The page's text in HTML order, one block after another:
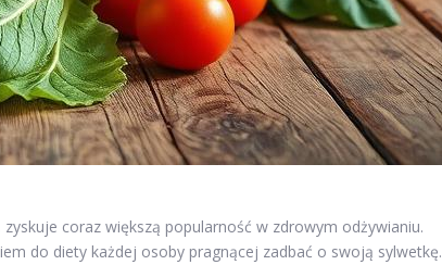
coraz większą popularność w zdrowym odżywianiu.
do diety każdej osoby pragnącej zadbać o swoją sylwetkę.